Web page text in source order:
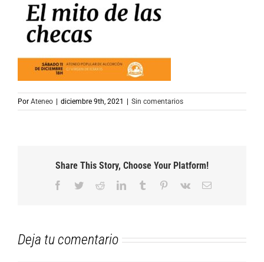
Por Ateneo diciembre 9th, 2021 Sin comentarios
Share This Story, Choose Your Platform!
Facebook
TwitterRedditLinkedInTumblr Pinterest
Vk
Correo
Deja tu comentario